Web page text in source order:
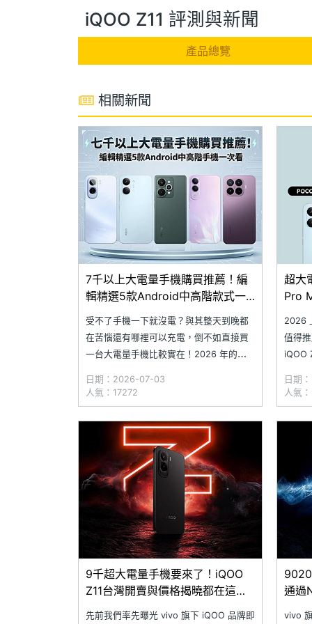
iQOO Z11 評測與新聞
產品總覽
相關新聞
7千以上大電量手機購買推薦！編
輯精選5款Android中高階款式一
受不了手機一下就沒電？與其整天到晚都
在苦惱還有哪裡可以充電，倒不如直接買
一台大電量手機比較實在！2026 年的現
7,000mAh 大電量的選擇，然而要購買這
些大電量手機究竟需要注意什麼？怎麼買
才比較不會成為冤大頭？小編針對通路空
機價格 1~2 萬的價格區間，精心準備
日期：2026-07-03
人氣：17272
超大
Pro
2026
值得
iQOO
錯的
幕，
為了
日期
人氣
9千超大電量手機要來了！iQOO
Z11台灣開賣與價格揭曉都在這一
天
先前我們率先曝光 vivo 旗下 iQOO 品牌即
通過
遠了
vivo